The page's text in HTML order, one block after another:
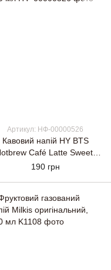
Артикул: НФ-00000526
Кавовий напій HY BTS
Café Latte Sweet,
350 мл
190 грн